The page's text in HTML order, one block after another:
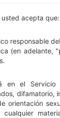
usted acepta que:
responsable
(en adelante,
en el
difamatorio,
orientación